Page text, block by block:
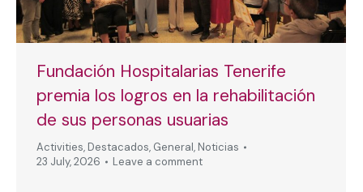
Fundación Hospitalarias Tenerife
premia los logros en la rehabilitación
de sus personas usuarias
Activities, Destacados, General, Noticias
23 July, 2026
Leave a comment